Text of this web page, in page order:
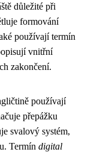
důležité při
formování
používají termín
vnitřní
zakončení.
používají
přepážku
svalový systém,
Termín digital